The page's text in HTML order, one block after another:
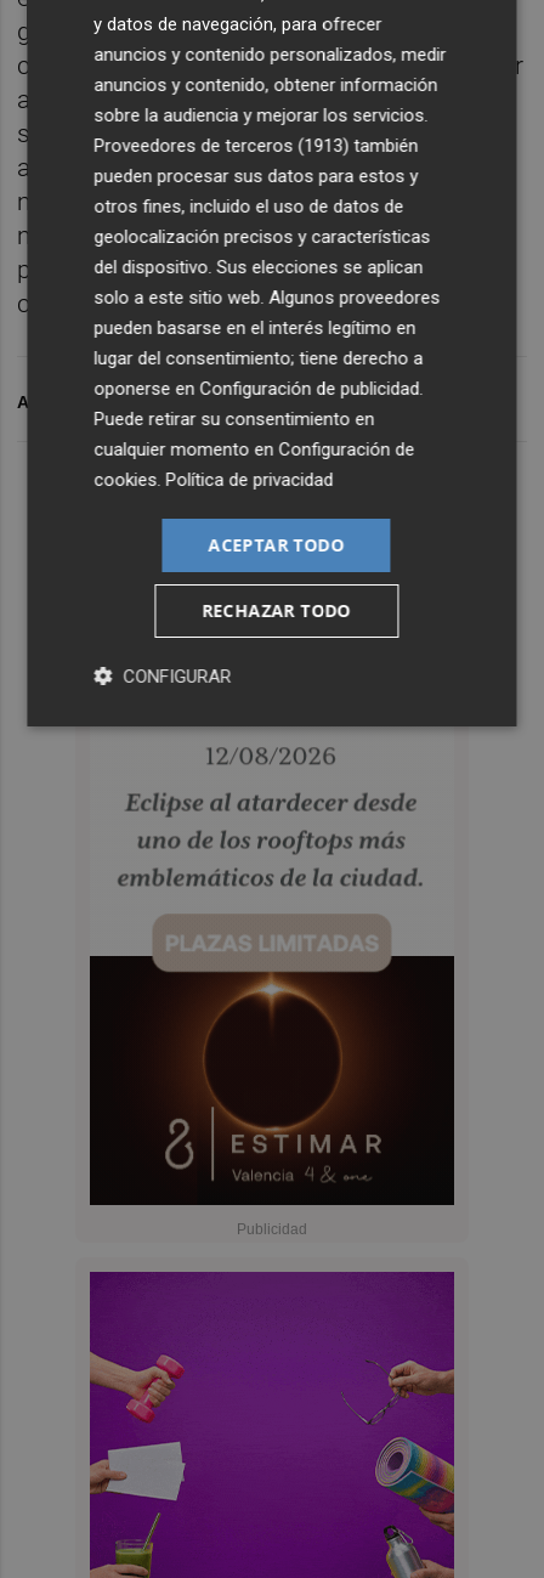
gestión como un ejemplo de cómo la
colaboración entre entidades puede devolver
a la sociedad espacios naturales sanos,
seguros y adaptados a los retos climáticos
actuales. ANSE y Aguas de Murcia
mantienen su firme compromiso con la
mejora continua de este ecosistema fluvial,
planificando ya nuevas acciones de
colaboración.
ARCHIVADO EN AGUAS DE MURCIA
y datos de navegación, para ofrecer
anuncios y contenido personalizados, medir
anuncios y contenido, obtener información
sobre la audiencia y mejorar los servicios.
Proveedores de terceros (1913) también
pueden procesar sus datos para estos y
otros fines, incluido el uso de datos de
geolocalización precisos y características
del dispositivo. Sus elecciones se aplican
solo a este sitio web. Algunos proveedores
pueden basarse en el interés legítimo en
lugar del consentimiento; tiene derecho a
oponerse enConfiguración de publicidad
Puede retirar su consentimiento en
cualquier momento enConfiguración de
cookies .Política de privacidad
ACEPTAR TODO
RECHAZAR TODO
CONFIGURAR